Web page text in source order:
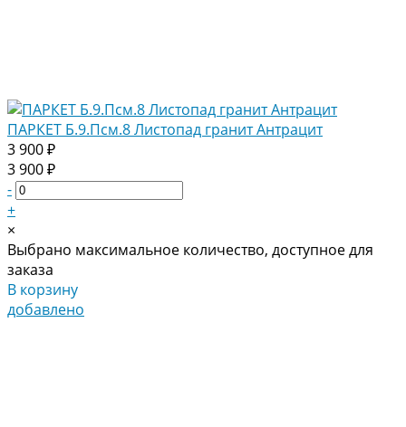
ПАРКЕТ Б.9.Псм.8 Листопад гранит Антрацит
3 900 ₽
3 900 ₽
-
+
×
Выбрано максимальное количество, доступное для
заказа
В корзину
добавлено